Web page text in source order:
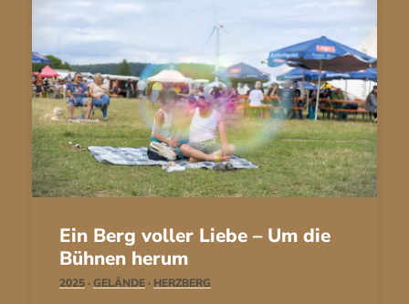
Ein Berg voller Liebe – Um die
Bühnen herum
2025·GELÄNDE· HERZBERG